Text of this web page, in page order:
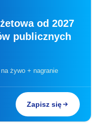
od 2027
publicznych
żywo + nagranie
Zapisz się